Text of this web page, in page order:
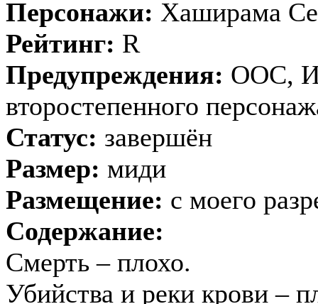
Персонажи: Хаширама
Рейтинг: R
Предупреждения: OOC,
второстепенного
Статус: завершён
Размер: миди
Размещение: с моего
Содержание:
Смерть – плохо.
Убийства и реки крови –